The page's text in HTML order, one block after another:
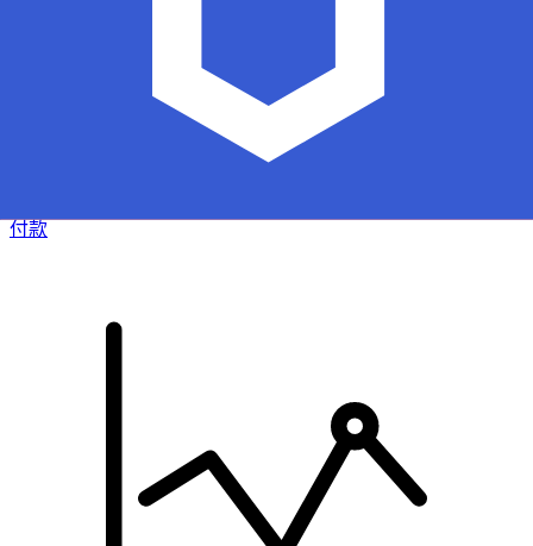
快捷安全地在线汇款。实时跟踪和通知外加灵活的交付和付款
付款